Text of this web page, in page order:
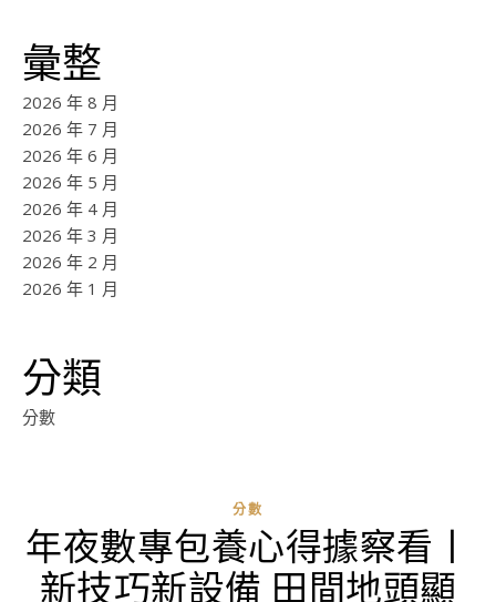
彙整
2026 年 8 月
2026 年 7 月
2026 年 6 月
2026 年 5 月
2026 年 4 月
2026 年 3 月
2026 年 2 月
2026 年 1 月
分類
分數
分數
年夜數專包養心得據察看丨
新技巧新設備 田間地頭顯